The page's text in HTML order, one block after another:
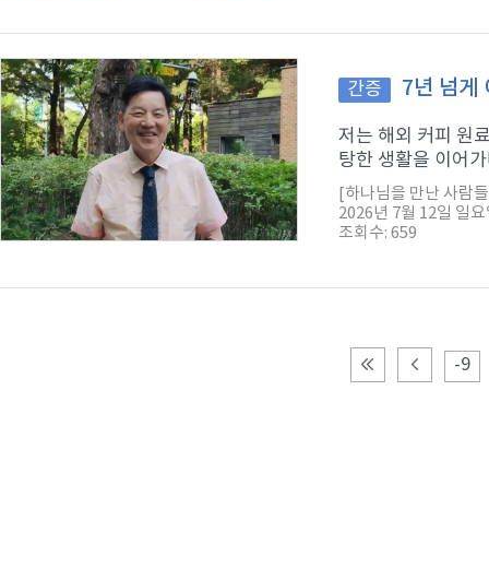
간증 7년 넘게
저는 해외 커피 원
탕한 생활을 이어
[하나님을 만난 사람
2026년 7월 12일 일요
조회수: 659
-9